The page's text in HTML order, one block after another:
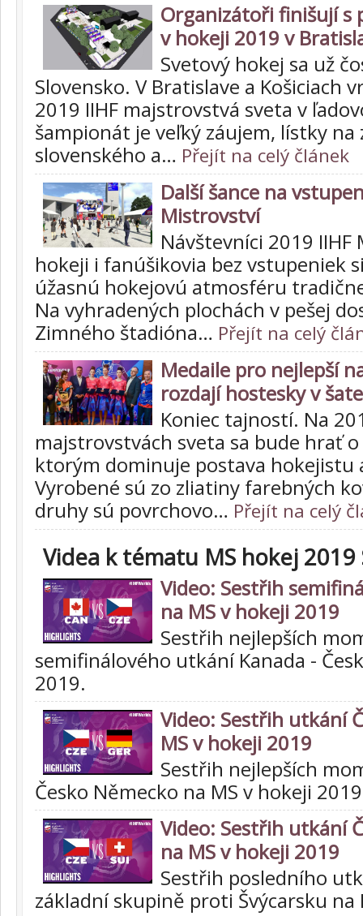
Organizátoři finišují s
v hokeji 2019 v
Svetový hokej sa už
Slovensko. V Bratislave a Košiciach
2019 IIHF majstrovstvá sveta v
šampionát je veľký záujem, lístky na
slovenského a… Přejít na celý článek
Další šance na
Mistrovství
Návštevníci 2019 IIHF
hokeji i fanúšikovia bez vstupeniek
úžasnú hokejovú atmosféru
Na vyhradených plochách v pešej
Zimného štadióna… Přejít na celý
Medaile pro nejlepší
rozdají hostesky v
Koniec tajností. Na
majstrovstvách sveta sa bude hrať
ktorým dominuje postava hokejistu
Vyrobené sú zo zliatiny farebných
druhy sú povrchovo… Přejít na celý
Videa k tématu MS hokej 2019
Video: Sestřih
na MS v hokeji 2019
Sestřih nejlepších
semifinálového utkání Kanada -
2019.
Video: Sestřih utkání
MS v hokeji 2019
Sestřih nejlepších
Česko Německo na MS v hokeji
Video: Sestřih utkání
na MS v hokeji 2019
Sestřih posledního
základní skupině proti Švýcarsku na